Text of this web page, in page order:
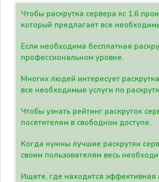
Чтобы раскрутка сервера кс 1.6
который предлагает все
Если необходима бесплатная
профессиональном уровне.
Многих людей интересует
все необходимые услуги по
Чтобы узнать рейтинг раскруток
посетителям в свободном доступе.
Когда нужны лучшие раскрутки
своим пользователям весь
Ищете, где находится эффективная